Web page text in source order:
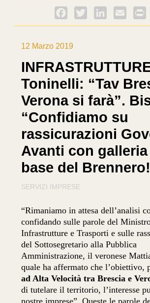
Facebook
Twitter LinkedInEmail
12 Marzo 2019
Toninelli: “Tav
Verona si farà”.
“Confidiamo su
rassicurazioni
Avanti con
base del
SERVIZI IMPRESE
“Rimaniamo in attesa dell’analisi
confidando sulle parole del
Infrastrutture e Trasporti e sulle
del Sottosegretario alla Pubblica
Amministrazione, il veronese
quale ha affermato che l’obiettivo,
ad Alta Velocità tra Brescia e
di tutelare il territorio, l’interesse
nostre imprese”. Queste le parole